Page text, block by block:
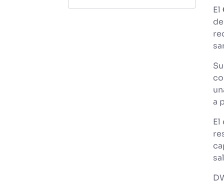
El
a
El